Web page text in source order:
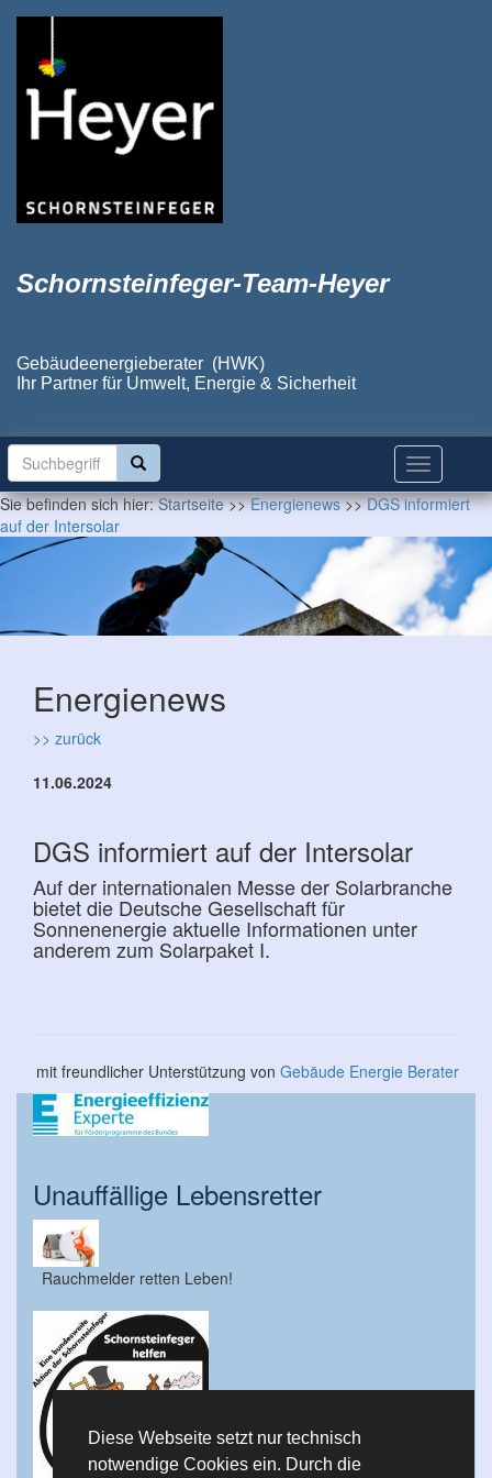
Diese Webseite setzt nur technisch
notwendige Cookies ein. Durch die
Schornsteinfeger-Team-Heyer
Gebäudeenergieberater (HWK)
Ihr Partner für Umwelt, Energie & Sicherheit
Sie befinden sich hier:Startseite>>Energienews>>DGS informiert
auf der Intersolar
Energienews
>> zurück
11.06.2024
DGS informiert auf der Intersolar
Auf der internationalen Messe der Solarbranche
bietet die Deutsche Gesellschaft für
Sonnenenergie aktuelle Informationen unter
anderem zum Solarpaket I.
mit freundlicher Unterstützung von Gebäude Energie Berater
Unauffällige Lebensretter
Rauchmelder retten Leben!